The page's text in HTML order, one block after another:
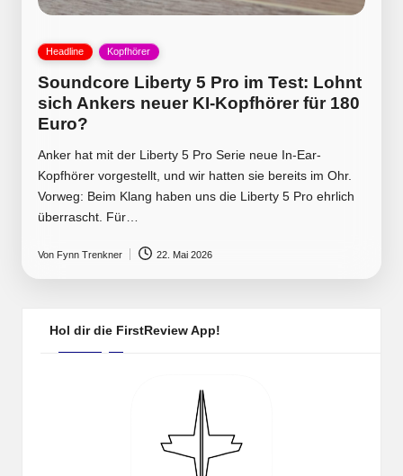
Posted
Headline Kopfhörer
Soundcore Liberty 5 Pro im Test: Lohnt
sich Ankers neuer KI-Kopfhörer für 180
Euro?
Anker hat mit der Liberty 5 Pro Serie neue In-Ear-
Kopfhörer vorgestellt, und wir hatten sie bereits im Ohr.
Vorweg: Beim Klang haben uns die Liberty 5 Pro ehrlich
überrascht. Für…
Posted
by
Von Fynn Trenkner 22. Mai 2026
Hol dir die FirstReview App!